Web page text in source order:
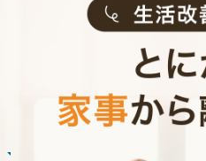
ご利用者イ
Customer